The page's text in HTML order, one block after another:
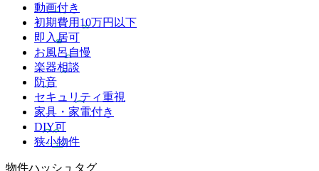
動画付き
初期費用10万円以下
即入居可
お風呂自慢
楽器相談
防音
セキュリティ重視
家具・家電付き
DIY可
狭小物件
物件ハッシュタグ